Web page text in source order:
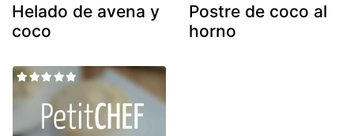
Helado de avena y
coco
Postre de coco al
horno